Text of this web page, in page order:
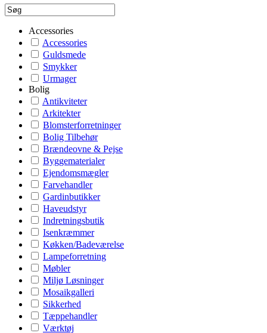
Accessories
Accessories
Guldsmede
Smykker
Urmager
Bolig
Antikviteter
Arkitekter
Blomsterforretninger
Bolig Tilbehør
Brændeovne & Pejse
Byggematerialer
Ejendomsmægler
Farvehandler
Gardinbutikker
Haveudstyr
Indretningsbutik
Isenkræmmer
Køkken/Badeværelse
Lampeforretning
Møbler
Miljø Løsninger
Mosaikgalleri
Sikkerhed
Tæppehandler
Værktøj